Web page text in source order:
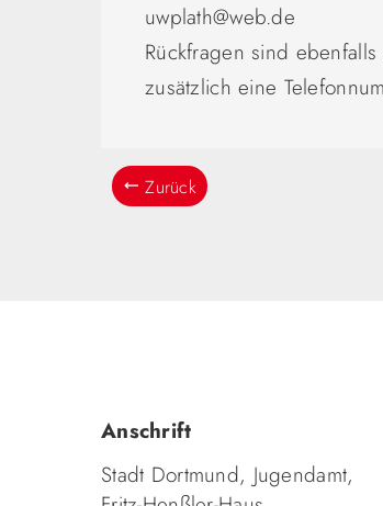
uwplath@web.de
Rückfragen sind
zusätzlich eine
Zurück
Anschrift
Stadt Dortmund, Jugendamt,